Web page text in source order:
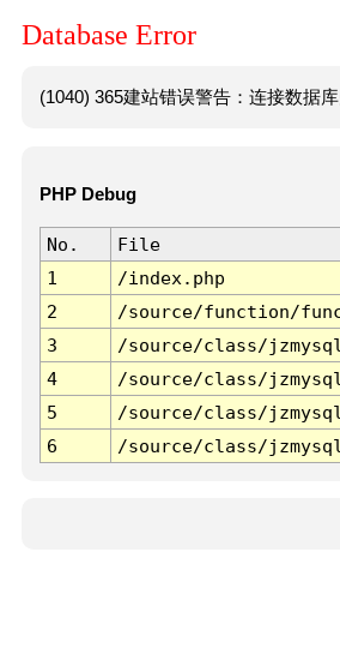
Database Error
(1040) 365建站错误警告：连接数据
PHP Debug
No. File
1
/index.php
2
/source/function/
3
/source/class/
4
/source/class/
5
/source/class/
6
/source/class/